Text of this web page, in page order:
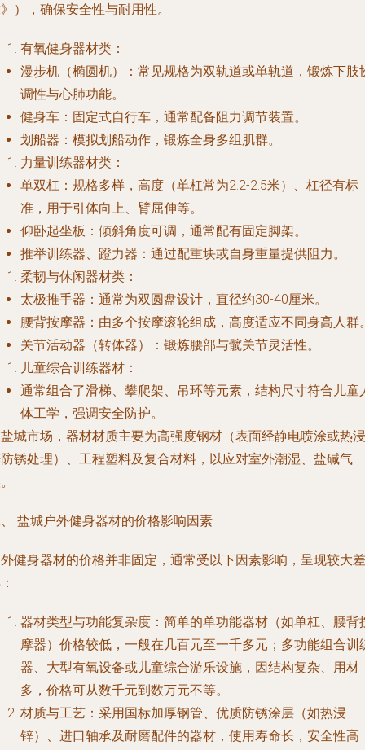
），确保安全性与耐用性。
有氧健身器材类 ：
漫步机（椭圆机）
：常见规格为双轨道或单轨道，锻炼下肢
调性与心肺功能。
健身车 ：固定式自行车，通常配备阻力调节装置。
划船器 ：模拟划船动作，锻炼全身多组肌群。
力量训练器材类 ：
单双杠 ：规格多样，高度（单杠常为2.2-2.5米）、杠径有标
准，用于引体向上、臂屈伸等。
仰卧起坐板 ：倾斜角度可调，通常配有固定脚架。
推举训练器、蹬力器 ：通过配重块或自身重量提供阻力。
柔韧与休闲器材类 ：
太极推手器 ：通常为双圆盘设计，直径约30-40厘米。
腰背按摩器 ：由多个按摩滚轮组成，高度适应不同身高人群
关节活动器（转体器）
：锻炼腰部与髋关节灵活性。
儿童综合训练器材 ：
通常组合了滑梯、攀爬架、吊环等元素，结构尺寸符合儿童
体工学，强调安全防护。
城市场，器材材质主要为高强度钢材（表面经静电喷涂或热浸
锈处理）、工程塑料及复合材料，以应对室外潮湿、盐碱气
盐城户外健身器材的价格影响因素
健身器材的价格并非固定，通常受以下因素影响，呈现较大差
器材类型与功能复杂度 ：简单的单功能器材（如单杠、腰背
摩器）价格较低，一般在几百元至一千多元；多功能组合训
器、大型有氧设备或儿童综合游乐设施，因结构复杂、用材
多，价格可从数千元到数万元不等。
材质与工艺 ：采用国标加厚钢管、优质防锈涂层（如热浸
锌）、进口轴承及耐磨配件的器材，使用寿命长，安全性高